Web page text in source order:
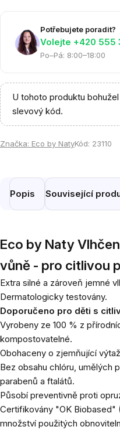
Potřebujete poradit?
Volejte ‭+420 555
Po–Pá: 8:00–18:00
U tohoto produktu
slevový kód.
Značka: Eco by NatyKód: 23110
Popis Související
Eco by Naty
vůně - pro citlivou
Extra silné a zároveň jemné
Dermatologicky testovány.
Doporučeno pro děti s
Vyrobeny ze 100 % z
kompostovatelné.
Obohaceny o zjemňující
Bez obsahu chlóru, umělých
parabenů a ftalátů.
Působí preventivně proti
Certifikovány "OK
množství použitých